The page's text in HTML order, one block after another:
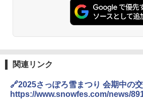
￥14,800
DEWEL パラソル 大
￥6,459
関連リンク
🔗2025さっぽろ雪まつり 会期中の
https://www.snowfes.com/news/